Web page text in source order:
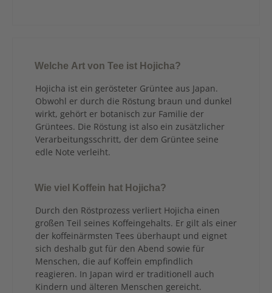
Welche Art von Tee ist Hojicha?
Hojicha ist ein gerösteter Grüntee aus Japan.
Obwohl er durch die Röstung braun und dunkel
wirkt, gehört er botanisch zur Familie der
Grüntees. Die Röstung ist also ein zusätzlicher
Verarbeitungsschritt, der dem Grüntee seine
edle Note verleiht.
Wie viel Koffein hat Hojicha?
Durch den Röstprozess verliert Hojicha einen
großen Teil seines Koffeingehalts. Er gilt als einer
der koffeinärmsten Tees überhaupt und eignet
sich deshalb gut für den Abend sowie für
Menschen, die auf Koffein empfindlich
reagieren. In Japan wird er traditionell auch
Kindern und älteren Menschen gereicht.